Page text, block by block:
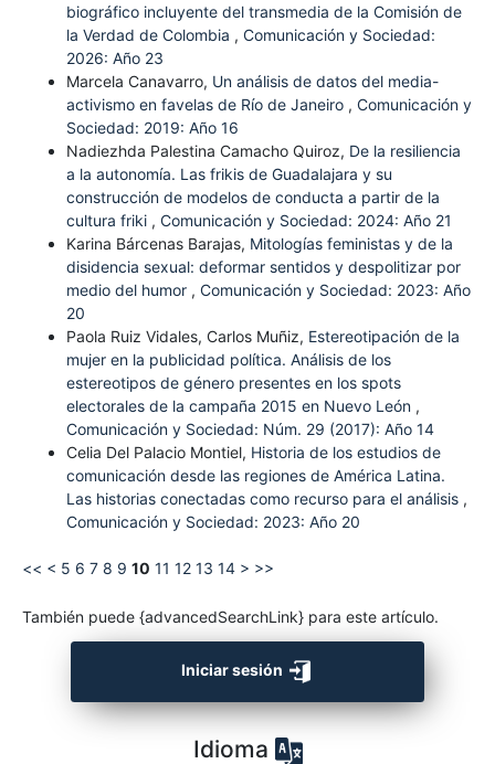
biográfico incluyente del transmedia de la Comisión de
la Verdad de Colombia , Comunicación y Sociedad:
2026: Año 23
Marcela Canavarro, Un análisis de datos del media-
activismo en favelas de Río de Janeiro , Comunicación y
Sociedad: 2019: Año 16
Nadiezhda Palestina Camacho Quiroz, De la resiliencia
a la autonomía. Las frikis de Guadalajara y su
construcción de modelos de conducta a partir de la
cultura friki , Comunicación y Sociedad: 2024: Año 21
Karina Bárcenas Barajas, Mitologías feministas y de la
disidencia sexual: deformar sentidos y despolitizar por
medio del humor , Comunicación y Sociedad: 2023: Año
20
Paola Ruiz Vidales, Carlos Muñiz, Estereotipación de la
mujer en la publicidad política. Análisis de los
estereotipos de género presentes en los spots
electorales de la campaña 2015 en Nuevo León ,
Comunicación y Sociedad: Núm. 29 (2017): Año 14
Celia Del Palacio Montiel, Historia de los estudios de
comunicación desde las regiones de América Latina.
Las historias conectadas como recurso para el análisis ,
Comunicación y Sociedad: 2023: Año 20
<< < 5 6 7 8 9 10 11 12 13 14 > >>
También puede {advancedSearchLink} para este artículo.
Iniciar sesión
Idioma